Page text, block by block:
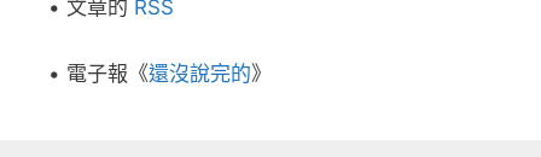
• 文章的 RSS
• 電子報《還沒說完的》